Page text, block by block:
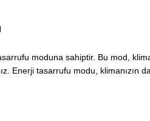
moduna sahiptir. Bu mod,
Enerji tasarrufu modu,